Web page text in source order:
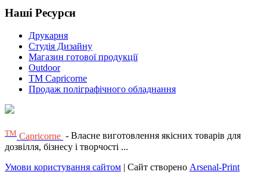
Наші Ресурси
Друкарня
Студія Дизайну
Магазин готової продукції
Outdoor
TM Capricorne
Продаж поліграфічного обладнання
ТМ Capricorne - Власне виготовлення якісних товарів для
дозвілля, бізнесу і творчості ...
Умови користування сайтом | Сайт створено Arsenal-Print